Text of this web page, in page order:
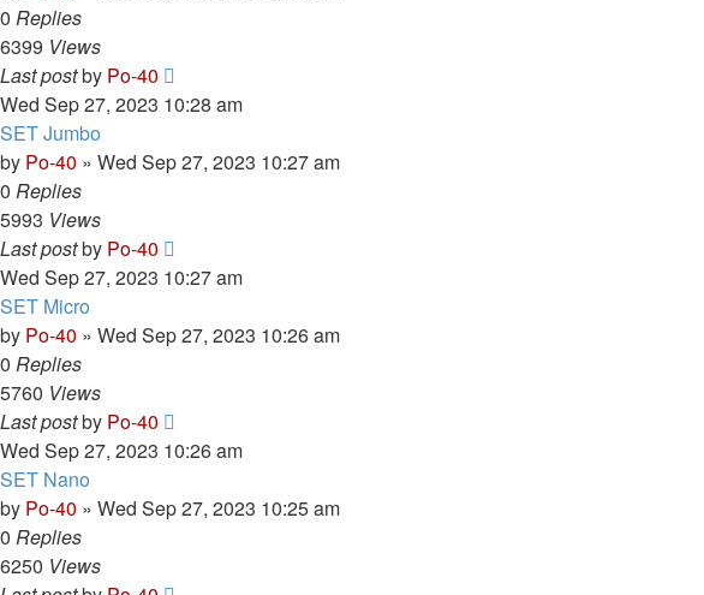
0 Replies
6399 Views
Last postby Po-40
Wed Sep 27, 2023 10:28 am
SET Jumbo
by Po-40 » Wed Sep 27, 2023 10:27 am
0 Replies
5993 Views
Last postby Po-40
Wed Sep 27, 2023 10:27 am
SET Micro
by Po-40 » Wed Sep 27, 2023 10:26 am
0 Replies
5760 Views
Last postby Po-40
Wed Sep 27, 2023 10:26 am
SET Nano
by Po-40 » Wed Sep 27, 2023 10:25 am
0 Replies
6250 Views